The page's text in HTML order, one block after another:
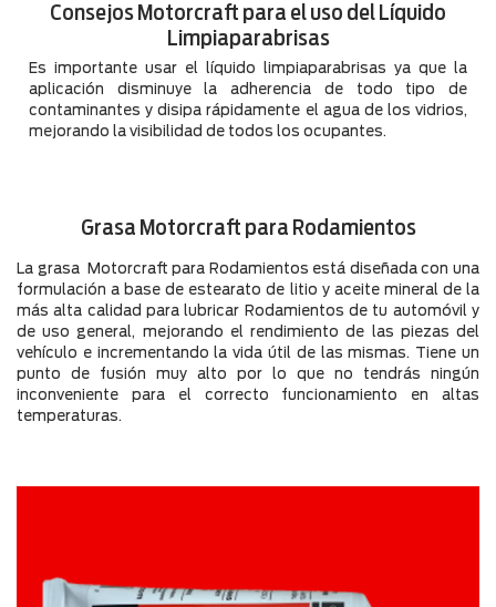
Consejos Motorcraft para el uso del Líquido
Limpiaparabrisas
Es importante usar el líquido limpiaparabrisas ya que la
aplicación disminuye la adherencia de todo tipo de
contaminantes y disipa rápidamente el agua de los vidrios,
mejorando la visibilidad de todos los ocupantes.
Grasa Motorcraft para Rodamientos
La grasa Motorcraft para Rodamientos está diseñada con una
formulación a base de estearato de litio y aceite mineral de la
más alta calidad para lubricar Rodamientos de tu automóvil y
de uso general, mejorando el rendimiento de las piezas del
vehículo e incrementando la vida útil de las mismas. Tiene un
punto de fusión muy alto por lo que no tendrás ningún
inconveniente para el correcto funcionamiento en altas
temperaturas.